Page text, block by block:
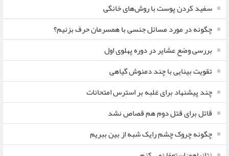
سفید کردن پوست با روش‌های خانگی
چگونه در مورد مسائل جنسی با همسرمان حرف بزنیم؟
بررسی وضع عشایر در دوره پهلوی اول
تقویت بینایی با چند دمنوش گیاهی
چند پیشنهاد برای غلبه بر استرس امتحانات
قاتل برای قتل دوم هم قصاص نشد
چگونه چروک چشم رایک شبه از بین ببریم